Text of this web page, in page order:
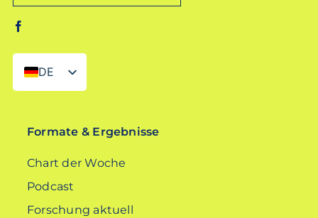
DE
EN
Formate & Ergebnisse
Chart der Woche
Podcast
Forschung aktuell